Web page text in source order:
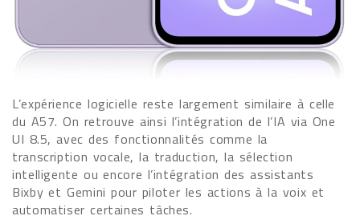
L’expérience logicielle reste largement similaire à celle
du A57. On retrouve ainsi l’intégration de l’IA via One
UI 8.5, avec des fonctionnalités comme la
transcription vocale, la traduction, la sélection
intelligente ou encore l’intégration des assistants
Bixby et Gemini pour piloter les actions à la voix et
automatiser certaines tâches.